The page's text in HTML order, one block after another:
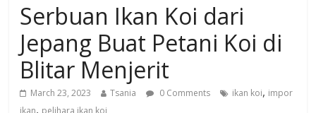
Serbuan Ikan Koi dari
Jepang Buat Petani Koi di
Blitar Menjerit
March 23, 2023 Tsania 0 Comments ikan koi, impor
ikan, pelihara ikan koi